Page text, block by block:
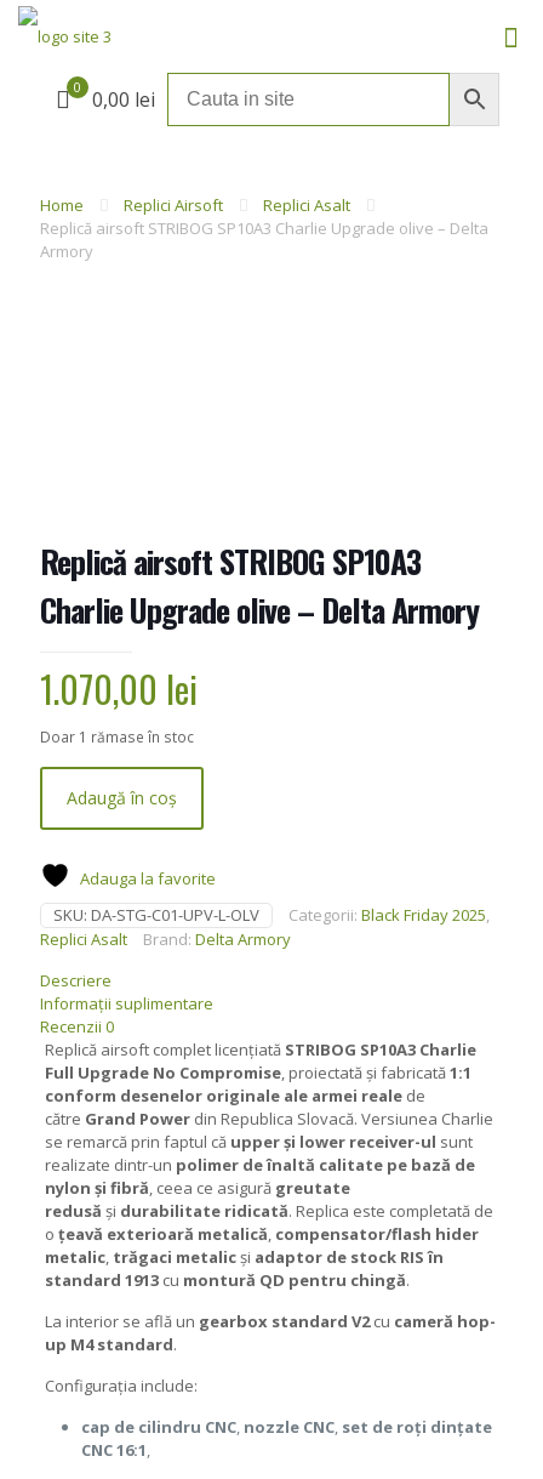
0 0,00 lei
Home Replici Airsoft
Replici Asalt
Replică airsoft STRIBOG SP10A3 Charlie Upgrade olive – Delta
Armory
Replică airsoft STRIBOG SP10A3
Charlie Upgrade olive – Delta Armory
1.070,00 lei
Doar 1 rămase în stoc
Adaugă în coș
Adauga la favorite
SKU: DA-STG-C01-UPV-L-OLV Categorii: Black Friday 2025,
Replici Asalt
Brand: Delta Armory
Descriere
Informații suplimentare
Recenzii 0
Replică airsoft complet licențiată STRIBOG SP10A3 Charlie
Full Upgrade No Compromise, proiectată și fabricată1:1
conform desenelor originale ale armei realede
către Grand Powerdin Republica Slovacă. Versiunea Charlie
se remarcă prin faptul că upper și lower receiver-ul sunt
realizate dintr-un polimer de înaltă calitate pe bază de
nylon și fibră, ceea ce asigură greutate
redusă și durabilitate ridicată. Replica este completată de
o țeavă exterioară metalică, compensator/flash hider
metalic, trăgaci metalicși adaptor de stock RIS în
standard 1913cu montură QD pentru chingă.
La interior se află un gearbox standard V2cu cameră hop-
up M4 standard.
Configurația include:
cap de cilindru CNC, nozzle CNC, set de roți dințate
CNC 16:1,